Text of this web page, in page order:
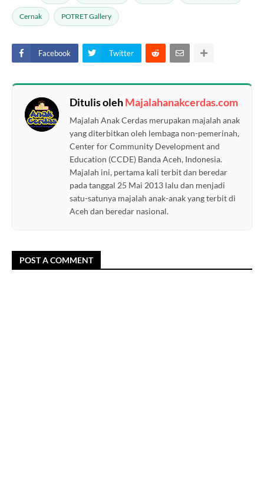
Cernak POTRET Gallery
Facebook Twitter
Ditulis olehMajalahanakcerdas.com
Majalah Anak Cerdas merupakan majalah anak
yang diterbitkan oleh lembaga non-pemerinah,
Center for Community Development and
Education (CCDE) Banda Aceh, Indonesia.
Majalah ini, pertama kali terbit dan beredar
pada tanggal 25 Mai 2013 lalu dan menjadi
satu-satunya majalah anak-anak yang terbit di
Aceh dan beredar nasional.
POST A COMMENT